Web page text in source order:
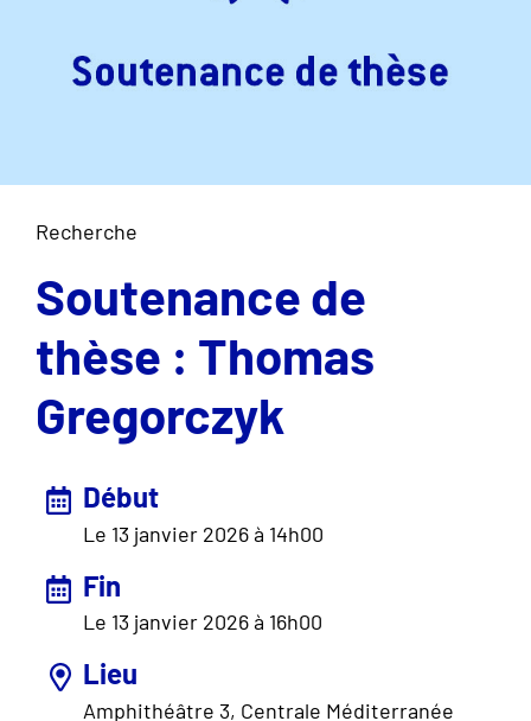
Recherche
Soutenance de
thèse : Thomas
Gregorczyk
Début
Le 13 janvier 2026à 14h00
Fin
Le 13 janvier 2026à 16h00
Lieu
Amphithéâtre 3, Centrale Méditerranée